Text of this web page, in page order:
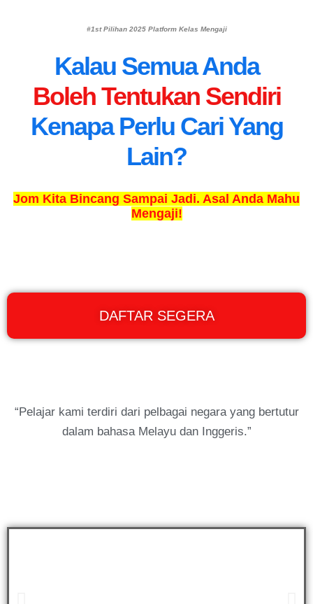
#1st Pilihan 2025 Platform Kelas Mengaji
Kalau Semua Anda
Boleh Tentukan Sendiri
Kenapa Perlu Cari Yang
Lain?
Jom Kita Bincang Sampai Jadi. Asal Anda Mahu
Mengaji!
DAFTAR SEGERA
“Pelajar kami terdiri dari pelbagai negara yang bertutur
dalam bahasa Melayu dan Inggeris.”